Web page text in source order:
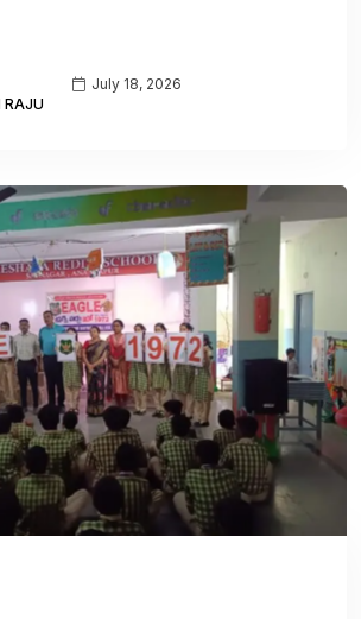
RAJU
July 18, 2026